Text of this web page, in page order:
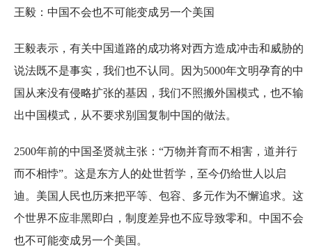
王毅：中国不会也不可能变成另一个美国
王毅表示，有关中国道路的成功将对西方造成冲击和威胁的
说法既不是事实，我们也不认同。因为5000年文明孕育的中
国从来没有侵略扩张的基因，我们不照搬外国模式，也不输
出中国模式，从不要求别国复制中国的做法。
2500年前的中国圣贤就主张：“万物并育而不相害，道并行
而不相悖”。这是东方人的处世哲学，至今仍给世人以启
迪。美国人民也历来把平等、包容、多元作为不懈追求。这
个世界不应非黑即白，制度差异也不应导致零和。中国不会
也不可能变成另一个美国。